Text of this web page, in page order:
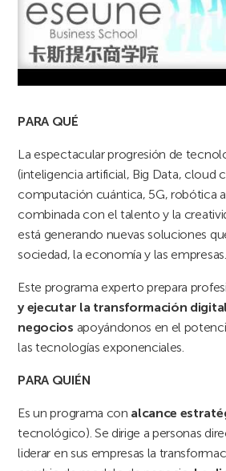
PARA QUÉ
La espectacular progresión de
(inteligencia artificial, Big Data, cloud
computación cuántica, 5G, robótica
combinada con el talento y la
está generando nuevas soluciones
sociedad, la economía y las empresas.
Este programa experto prepara
y ejecutar la transformación
negocios apoyándonos en el
las tecnologías exponenciales.
PARA QUIÉN
Es un programa con alcance
tecnológico). Se dirige a personas
liderar en sus empresas la